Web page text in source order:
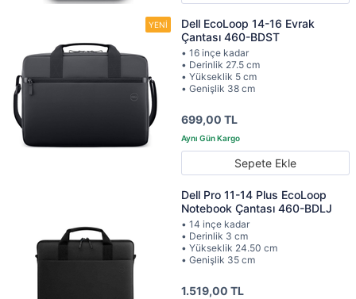
Dell EcoLoop 14-16 Evrak
Çantası 460-BDST
• 16 inçe kadar
• Derinlik 27.5 cm
• Yükseklik 5 cm
• Genişlik 38 cm
699,00 TL
Sepete Ekle
Dell Pro 11-14 Plus EcoLoop
Notebook Çantası 460-BDLJ
• 14 inçe kadar
• Derinlik 3 cm
• Yükseklik 24.50 cm
• Genişlik 35 cm
1.519,00 TL